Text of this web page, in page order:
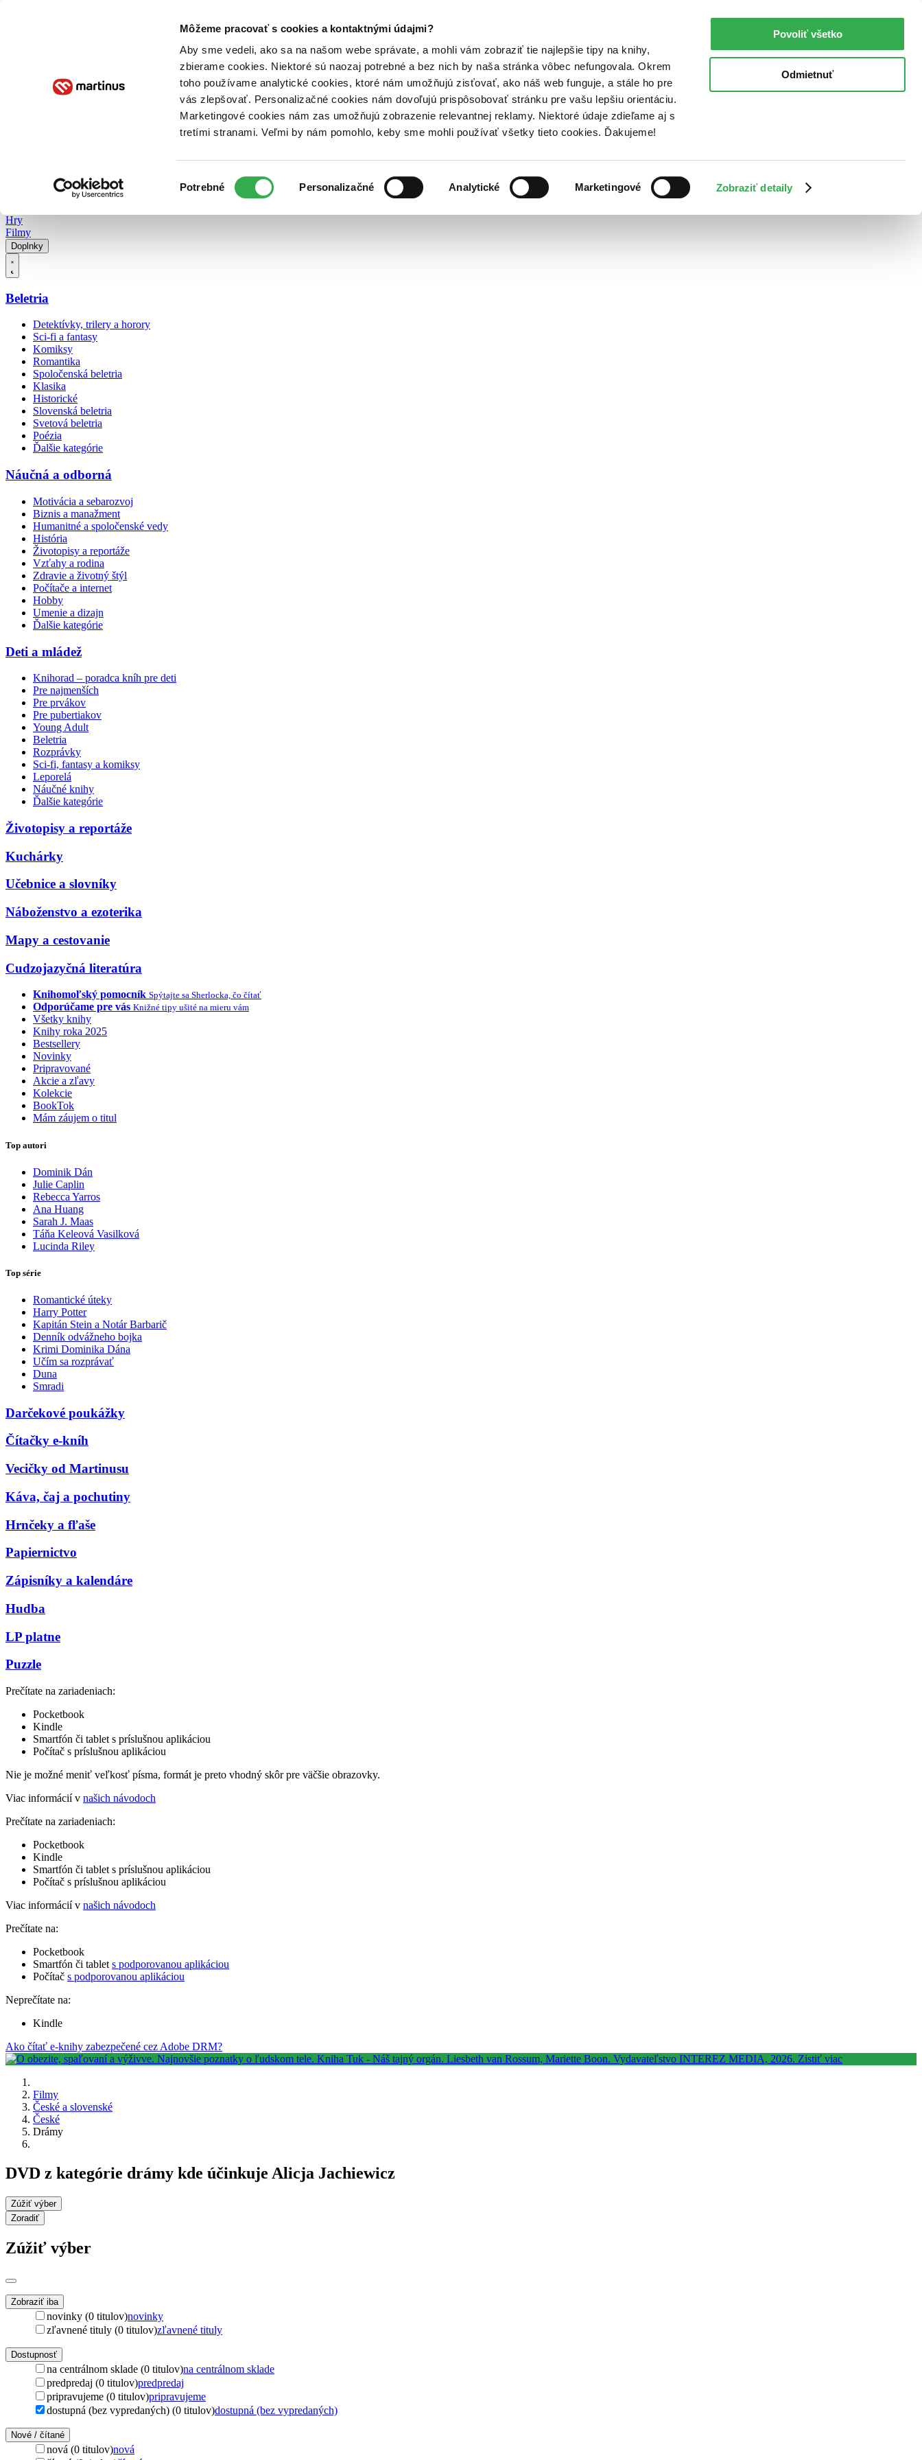
Môžeme pracovať s cookies a kontaktnými údajmi?
Aby sme vedeli, ako sa na našom webe správate, a mohli vám zobraziť tie najlepšie tipy na knihy,
zbierame cookies. Niektoré sú naozaj potrebné a bez nich by naša stránka vôbec nefungovala. Okrem
toho používame analytické cookies, ktoré nám umožňujú zisťovať, ako náš web funguje, a stále ho pre
vás zlepšovať. Personalizačné cookies nám dovoľujú prispôsobovať stránku pre vašu lepšiu orientáciu.
Marketingové cookies nám zas umožňujú zobrazenie relevantnej reklamy. Niektoré údaje zdieľame aj s
tretími stranami. Veľmi by nám pomohlo, keby sme mohli používať všetky tieto cookies. Ďakujeme!
súhlasu
Potrebné Personalizačné Analytické Marketingové Zobraziť detaily
Povoliť všetko
Odmietnuť
Poukážky Kontakt
Hry
Filmy
Doplnky
Beletria
Detektívky, trilery a horory
Sci-fi a fantasy
Komiksy
Romantika
Spoločenská beletria
Klasika
Historické
Slovenská beletria
Svetová beletria
Poézia
Ďalšie kategórie
Náučná a odborná
Motivácia a sebarozvoj
Biznis a manažment
Humanitné a spoločenské vedy
História
Životopisy a reportáže
Vzťahy a rodina
Zdravie a životný štýl
Počítače a internet
Hobby
Umenie a dizajn
Ďalšie kategórie
Deti a mládež
Knihorad – poradca kníh pre deti
Pre najmenších
Pre prvákov
Pre pubertiakov
Young Adult
Beletria
Rozprávky
Sci-fi, fantasy a komiksy
Leporelá
Náučné knihy
Ďalšie kategórie
Životopisy a reportáže
Kuchárky
Učebnice a slovníky
Náboženstvo a ezoterika
Mapy a cestovanie
Cudzojazyčná literatúra
Knihomoľský pomocník Spýtajte sa Sherlocka, čo čítať
Odporúčame pre vás Knižné tipy ušité na mieru vám
Všetky knihy
Knihy roka 2025
Bestsellery
Novinky
Pripravované
Akcie a zľavy
Kolekcie
BookTok
Mám záujem o titul
Top autori
Dominik Dán
Julie Caplin
Rebecca Yarros
Ana Huang
Sarah J. Maas
Táňa Keleová Vasilková
Lucinda Riley
Top série
Romantické úteky
Harry Potter
Kapitán Stein a Notár Barbarič
Denník odvážneho bojka
Krimi Dominika Dána
Učím sa rozprávať
Duna
Smradi
Darčekové poukážky
Čítačky e-kníh
Vecičky od Martinusu
Káva, čaj a pochutiny
Hrnčeky a fľaše
Papiernictvo
Zápisníky a kalendáre
Hudba
LP platne
Puzzle
Prečítate na zariadeniach:
Pocketbook
Kindle
Smartfón či tablet s príslušnou aplikáciou
Počítač s príslušnou aplikáciou
Nie je možné meniť veľkosť písma, formát je preto vhodný skôr pre väčšie obrazovky.
Viac informácií v našich návodoch
Prečítate na zariadeniach:
Pocketbook
Kindle
Smartfón či tablet s príslušnou aplikáciou
Počítač s príslušnou aplikáciou
Viac informácií v našich návodoch
Prečítate na:
Pocketbook
Smartfón či tablet s podporovanou aplikáciou
Počítač s podporovanou aplikáciou
Neprečítate na:
Kindle
Ako čítať e-knihy zabezpečené cez Adobe DRM?
Filmy
České a slovenské
České
Drámy
DVD z kategórie drámy kde účinkuje Alicja Jachiewicz
Zúžiť výber
Zoradiť
Zúžiť výber
Zobraziť iba
novinky (0 titulov)novinky
zľavnené tituly (0 titulov)zľavnené tituly
Dostupnosť
na centrálnom sklade (0 titulov)na centrálnom sklade
predpredaj (0 titulov)predpredaj
pripravujeme (0 titulov)pripravujeme
dostupná (bez vypredaných) (0 titulov)dostupná (bez vypredaných)
Nové / čítané
nová (0 titulov)nová